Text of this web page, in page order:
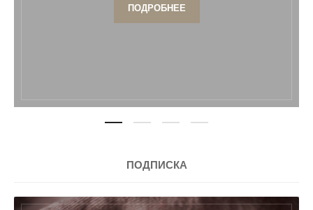
ПОДПИСКА